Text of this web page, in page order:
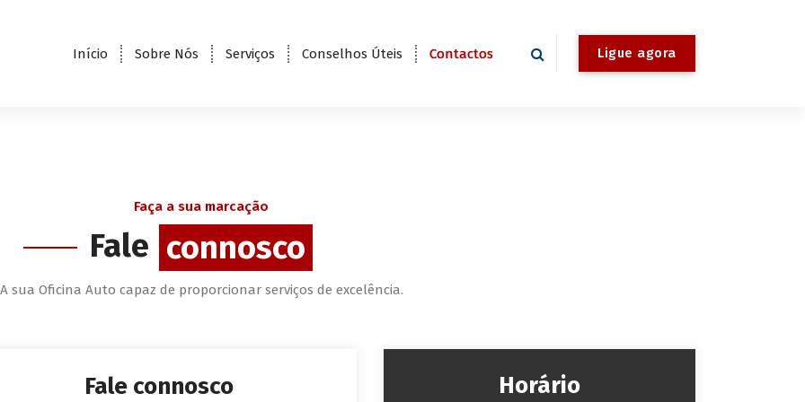
Início Sobre Nós Serviços Conselhos Úteis Contactos Ligue agora
Faça a sua marcação
Fale connosco
A sua Oficina Auto capaz de proporcionar serviços de excelência.
Fale connosco Horário